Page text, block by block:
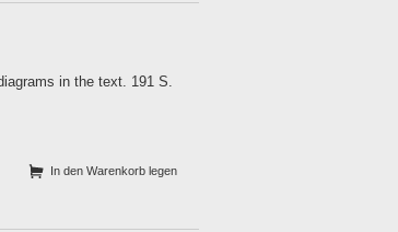
in the text. 191 S.
In den Warenkorb legen